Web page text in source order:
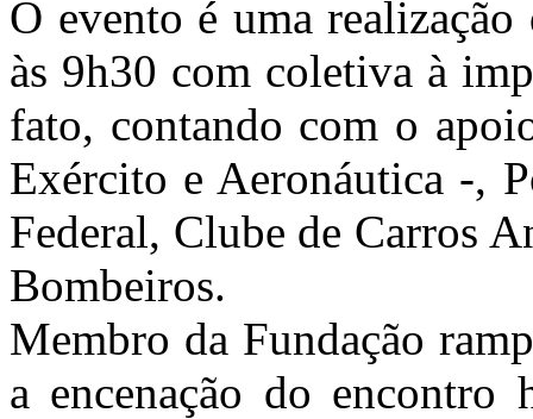
O evento é uma
às 9h30 com coletiva à
fato, contando com o
Exército e Aeronáutica -,
Federal, Clube de Carros
Bombeiros.
Membro da Fundação
a encenação do encontro